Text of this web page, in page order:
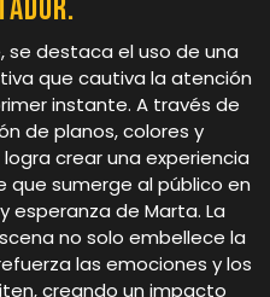
se destaca el uso de una
que cautiva la atención
instante. A través de
de planos, colores y
crear una experiencia
sumerge al público en
esperanza de Marta. La
no solo embellece la
las emociones y los
creando un impacto